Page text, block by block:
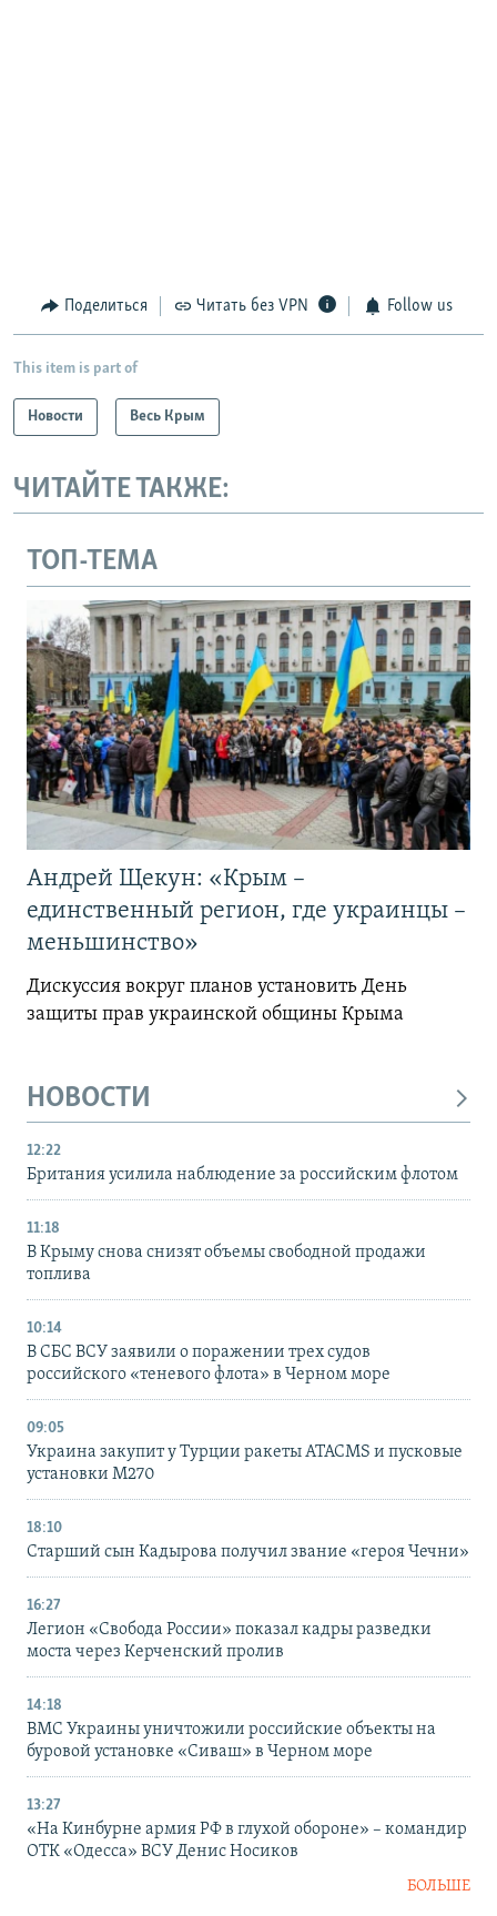
Поделиться Читать без VPN Follow us
This item is part of
Новости Весь Крым
ЧИТАЙТЕ ТАКЖЕ:
ТОП-ТЕМА
Андрей Щекун: «Крым –
единственный регион, где украинцы –
меньшинство»
Дискуссия вокруг планов установить День
защиты прав украинской общины Крыма
НОВОСТИ
12:22
Британия усилила наблюдение за российским флотом
11:18
В Крыму снова снизят объемы свободной продажи
топлива
10:14
В СБС ВСУ заявили о поражении трех судов
российского «теневого флота» в Черном море
09:05
Украина закупит у Турции ракеты ATACMS и пусковые
установки M270
18:10
Старший сын Кадырова получил звание «героя Чечни»
16:27
Легион «Свобода России» показал кадры разведки
моста через Керченский пролив
14:18
ВМС Украины уничтожили российские объекты на
буровой установке «Сиваш» в Черном море
13:27
«На Кинбурне армия РФ в глухой обороне» – командир
ОТК «Одесса» ВСУ Денис Носиков
БОЛЬШЕ